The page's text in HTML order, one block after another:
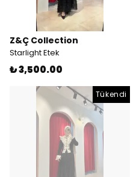
Z&Ç Collection
Starlight Etek
₺ 3,500.00
Tükendi